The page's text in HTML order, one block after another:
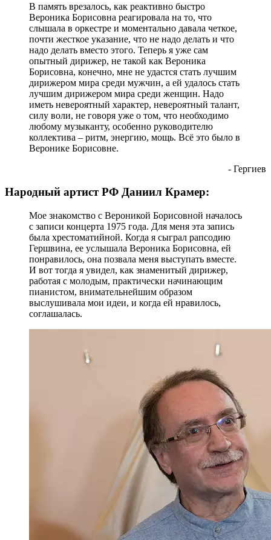
В память врезалось, как реактивно быстро
Вероника Борисовна реагировала на то, что
слышала в оркестре и моментально давала четкое,
почти жесткое указание, что не надо делать и что
надо делать вместо этого. Теперь я уже сам
опытный дирижер, не такой как Вероника
Борисовна, конечно, мне не удастся стать лучшим
дирижером мира среди мужчин, а ей удалось стать
лучшим дирижером мира среди женщин. Надо
иметь невероятный характер, невероятный талант,
силу воли, не говоря уже о том, что необходимо
любому музыканту, особенно руководителю
коллектива – ритм, энергию, мощь. Всё это было в
Веронике Борисовне.
- Гергиев
Народный артист РФ Даниил Крамер:
Мое знакомство с Вероникой Борисовной началось
с записи концерта 1975 года. Для меня эта запись
была хрестоматийной. Когда я сыграл рапсодию
Гершвина, ее услышала Вероника Борисовна, ей
понравилось, она позвала меня выступать вместе.
И вот тогда я увидел, как знаменитый дирижер,
работая с молодым, практически начинающим
пианистом, внимательнейшим образом
выслушивала мои идеи, и когда ей нравилось,
соглашалась.